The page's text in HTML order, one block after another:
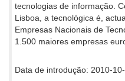
tecnologias de informação.
Lisboa, a tecnológica é,
Empresas Nacionais de
1.500 maiores empresas
Data de introdução: 2010-